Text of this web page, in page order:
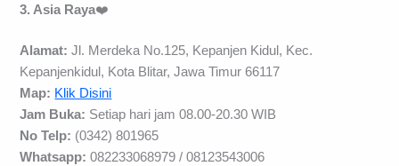
3. Asia Raya❤️
Alamat: Jl. Merdeka No.125, Kepanjen Kidul, Kec.
Kepanjenkidul, Kota Blitar, Jawa Timur 66117
Map: Klik Disini
Jam Buka: Setiap hari jam 08.00-20.30 WIB
No Telp: (0342) 801965
Whatsapp: 082233068979 / 08123543006